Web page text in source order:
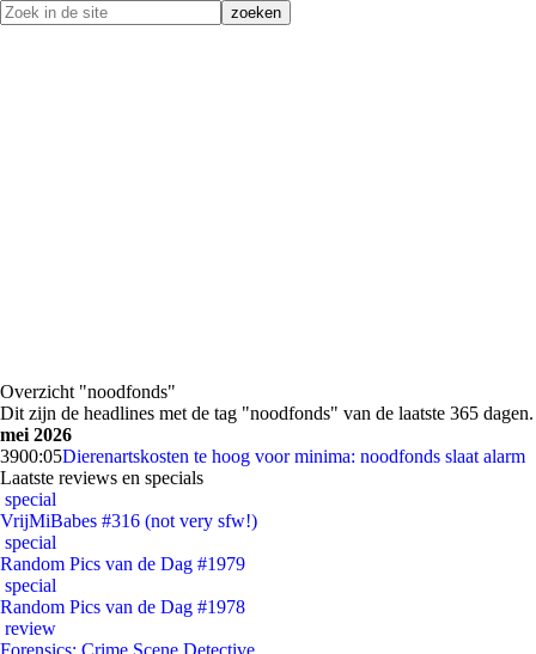
Overzicht "noodfonds"
Dit zijn de headlines met de tag "noodfonds" van de laatste 365 dagen.
mei 2026
3900:05Dierenartskosten te hoog voor minima: noodfonds slaat alarm
Laatste reviews en specials
special
VrijMiBabes #316 (not very sfw!)
special
Random Pics van de Dag #1979
special
Random Pics van de Dag #1978
review
Forensics: Crime Scene Detective